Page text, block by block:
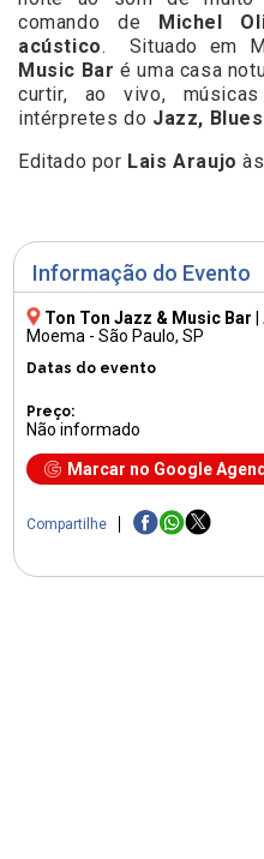
Informação do Evento
Ton Ton Jazz & Music Bar |
Moema - São Paulo, SP
Datas do evento
Preço:
Não informado
Marcar no Google
Compartilhe
comando de Michel
acústico. Situado em
Music Bar é uma casa
curtir, ao vivo,
intérpretes do Jazz,
Editado por Lais Araujo